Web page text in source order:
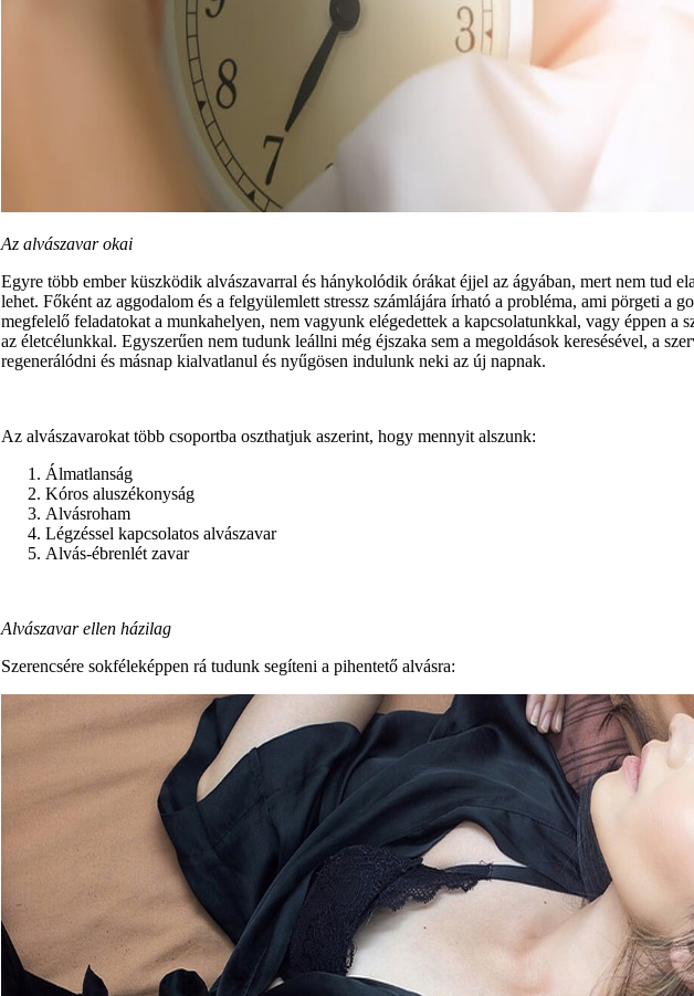
Az alvászavar okai
Egyre több ember küszködik alvászavarral és hánykolódik órákat éjjel az ágyában, mert nem tud
lehet. Főként az aggodalom és a felgyülemlett stressz számlájára írható a probléma, ami pörgeti a
megfelelő feladatokat a munkahelyen, nem vagyunk elégedettek a kapcsolatunkkal, vagy éppen a
az életcélunkkal. Egyszerűen nem tudunk leállni még éjszaka sem a megoldások keresésével, a
regenerálódni és másnap kialvatlanul és nyűgösen indulunk neki az új napnak.
Az alvászavarokat több csoportba oszthatjuk aszerint, hogy mennyit alszunk:
Álmatlanság
Kóros aluszékonyság
Alvásroham
Légzéssel kapcsolatos alvászavar
Alvás-ébrenlét zavar
Alvászavar ellen házilag
Szerencsére sokféleképpen rá tudunk segíteni a pihentető alvásra: